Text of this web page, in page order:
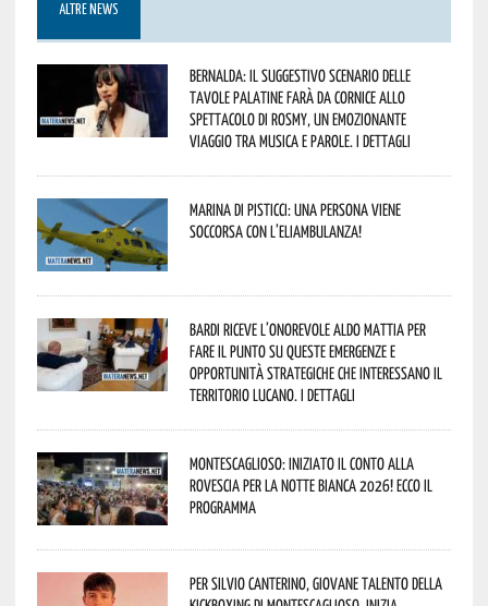
ALTRE NEWS
Bernalda: il suggestivo scenario delle
Tavole Palatine farà da cornice allo
spettacolo di Rosmy, un emozionante
viaggio tra musica e parole. I dettagli
Marina di Pisticci: una persona viene
soccorsa con l’eliambulanza!
Bardi riceve l’onorevole Aldo Mattia per
fare il punto su queste emergenze e
opportunità strategiche che interessano il
territorio lucano. I dettagli
Montescaglioso: iniziato il conto alla
rovescia per la Notte Bianca 2026! Ecco il
programma
Per Silvio Canterino, giovane talento della